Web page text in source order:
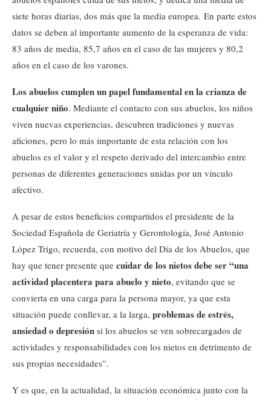
siete horas diarias, dos más que la media europea. En parte estos
datos se deben al importante aumento de la esperanza de vida:
83 años de media, 85,7 años en el caso de las mujeres y 80,2
años en el caso de los varones.
Los abuelos cumplen un papel fundamental en la crianza de
cualquier niño. Mediante el contacto con sus abuelos, los niños
viven nuevas experiencias, descubren tradiciones y nuevas
aficiones, pero lo más importante de esta relación con los
abuelos es el valor y el respeto derivado del intercambio entre
personas de diferentes generaciones unidas por un vínculo
afectivo.
A pesar de estos beneficios compartidos el presidente de la
Sociedad Española de Geriatría y Gerontología, José Antonio
López Trigo, recuerda, con motivo del Día de los Abuelos, que
hay que tener presente que cuidar de los nietos debe ser “una
actividad placentera para abuelo y nieto, evitando que se
convierta en una carga para la persona mayor, ya que esta
situación puede conllevar, a la larga, problemas de estrés,
ansiedad o depresión si los abuelos se ven sobrecargados de
actividades y responsabilidades con los nietos en detrimento de
sus propias necesidades”.
Y es que, en la actualidad, la situación económica junto con la